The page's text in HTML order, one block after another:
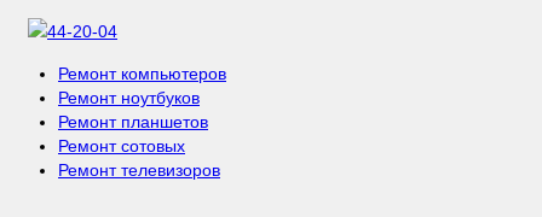
44-20-04
Ремонт компьютеров
Ремонт ноутбуков
Ремонт планшетов
Ремонт сотовых
Ремонт телевизоров